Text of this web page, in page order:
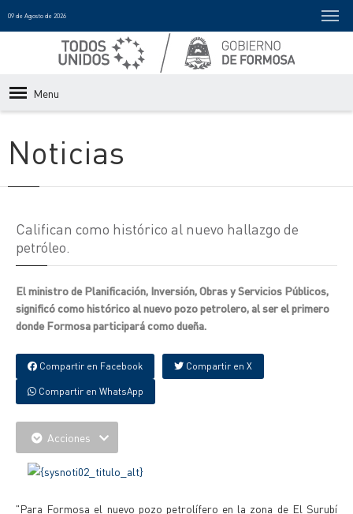
09 de Agosto de 2026
Menu
Noticias
Califican como histórico al nuevo hallazgo de
petróleo.
El ministro de Planificación, Inversión, Obras y Servicios Públicos,
significó como histórico al nuevo pozo petrolero, al ser el primero
donde Formosa participará como dueña.
Compartir en Facebook Compartir en X
Compartir en WhatsApp
Acciones
"Para Formosa el nuevo pozo petrolífero en la zona de El Surubí